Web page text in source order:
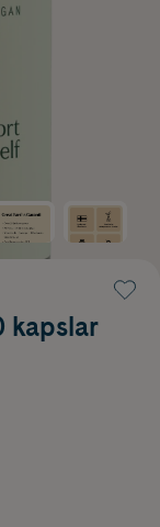
kapslar